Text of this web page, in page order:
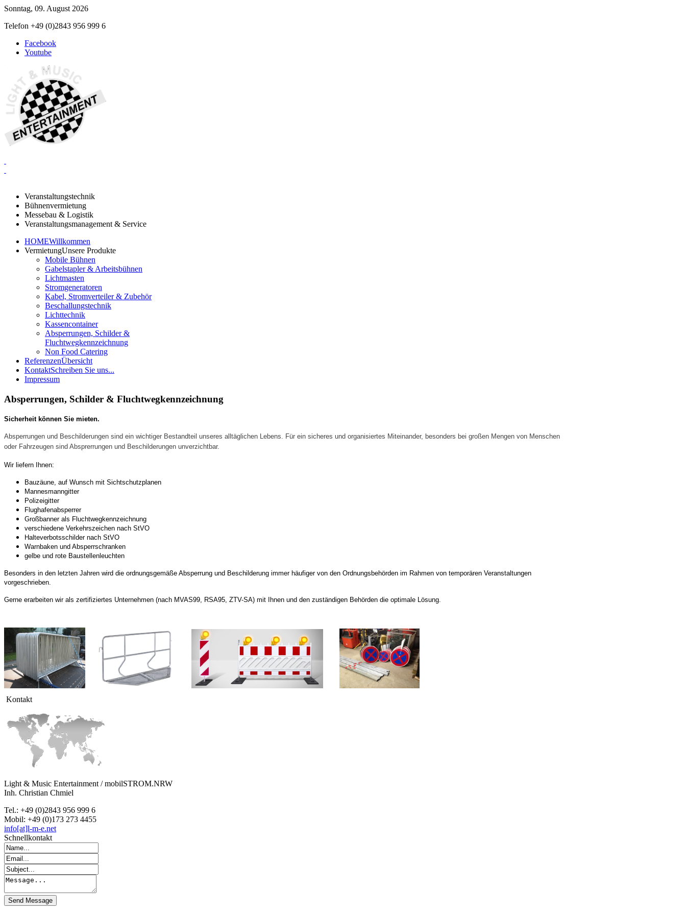
Sonntag, 09. August 2026
Telefon +49 (0)2843 956 999 6
Facebook
Youtube
Veranstaltungstechnik
Bühnenvermietung
Messebau & Logistik
Veranstaltungsmanagement & Service
HOMEWillkommen
VermietungUnsere Produkte
Mobile Bühnen
Gabelstapler & Arbeitsbühnen
Lichtmasten
Stromgeneratoren
Kabel, Stromverteiler & Zubehör
Beschallungstechnik
Lichttechnik
Kassencontainer
Absperrungen, Schilder &
Fluchtwegkennzeichnung
Non Food Catering
ReferenzenÜbersicht
KontaktSchreiben Sie uns...
Impressum
Absperrungen, Schilder & Fluchtwegkennzeichnung
Sicherheit können Sie mieten.
Absperrungen und Beschilderungen sind ein wichtiger Bestandteil unseres alltäglichen Lebens. Für ein sicheres und organisiertes Miteinander, besonders bei großen Mengen von Menschen
oder Fahrzeugen sind Absprerrungen und Beschilderungen unverzichtbar.
Wir liefern Ihnen:
Bauzäune, auf Wunsch mit Sichtschutzplanen
Mannesmanngitter
Polizeigitter
Flughafenabsperrer
Großbanner als Fluchtwegkennzeichnung
verschiedene Verkehrszeichen nach StVO
Halteverbotsschilder nach StVO
Warnbaken und Absperrschranken
gelbe und rote Baustellenleuchten
Besonders in den letzten Jahren wird die ordnungsgemäße Absperrung und Beschilderung immer häufiger von den Ordnungsbehörden im Rahmen von temporären Veranstaltungen
vorgeschrieben.
Gerne erarbeiten wir als zertifiziertes Unternehmen (nach MVAS99, RSA95, ZTV-SA) mit Ihnen und den zuständigen Behörden die optimale Lösung.
Kontakt
Light & Music Entertainment / mobilSTROM.NRW
Inh. Christian Chmiel
Tel.: +49 (0)2843 956 999 6
Mobil: +49 (0)173 273 4455
info[at]l-m-e.net
Schnellkontakt